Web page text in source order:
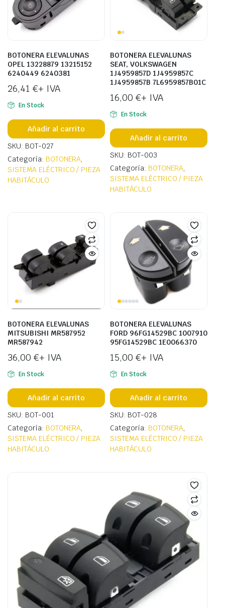
BOTONERA ELEVALUNAS
OPEL 13228879 13215152
6240449 6240381
26,41 €+ IVA
En Stock
Añadir al carrito
SKU: BOT-027
Categoría: BOTONERA,
SISTEMA ELÉCTRICO / PIEZA
HABITÁCULO
BOTONERA ELEVALUNAS
SEAT, VOLKSWAGEN
1J4959857D 1J4959857C
1J4959857B 7L6959857B01C
16,00 €+ IVA
En Stock
Añadir al carrito
SKU: BOT-003
Categoría: BOTONERA,
SISTEMA ELÉCTRICO / PIEZA
HABITÁCULO
BOTONERA ELEVALUNAS
MITSUBISHI MR587952
MR587942
36,00 €+ IVA
En Stock
Añadir al carrito
SKU: BOT-001
Categoría: BOTONERA,
SISTEMA ELÉCTRICO / PIEZA
HABITÁCULO
BOTONERA ELEVALUNAS
FORD 96FG14529BC 1007910
95FG14529BC 1E0066370
15,00 €+ IVA
En Stock
Añadir al carrito
SKU: BOT-028
Categoría: BOTONERA,
SISTEMA ELÉCTRICO / PIEZA
HABITÁCULO